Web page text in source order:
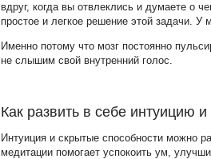
вдруг, когда вы отвлеклись и думаете о
простое и легкое решение этой задачи. У
Именно потому что мозг постоянно
не слышим свой внутренний голос.
Как развить в себе интуицию
Интуиция и скрытые способности можно
медитации помогает успокоить ум,